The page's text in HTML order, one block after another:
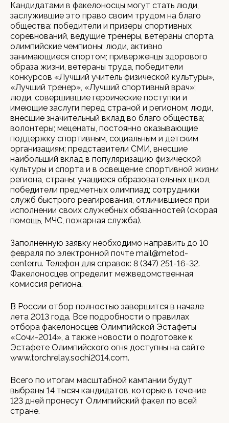
Кандидатами в факелоносцы могут стать люди,
заслужившие это право своим трудом на благо
общества: победители и призеры спортивных
соревнований, ведущие тренеры, ветераны спорта,
олимпийские чемпионы; люди, активно
занимающиеся спортом; приверженцы здорового
образа жизни, ветераны труда, победители
конкурсов «Лучший учитель физической культуры»,
«Лучший тренер», «Лучший спортивный врач»;
люди, совершившие героические поступки и
имеющие заслуги перед страной и регионом; люди,
внесшие значительный вклад во благо общества;
волонтеры; меценаты, постоянно оказывающие
поддержку спортивным, социальным и детским
организациям; представители СМИ, внесшие
наибольший вклад в популяризацию физической
культуры и спорта и в освещение спортивной жизни
региона, страны; учащиеся образовательных школ,
победители предметных олимпиад; сотрудники
служб быстрого реагирования, отличившиеся при
исполнении своих служебных обязанностей (скорая
помощь, МЧС, пожарная служба).
Заполненную заявку необходимо направить до 10
февраля по электронной почте mail@metod-
center.ru. Телефон для справок: 8 (347) 251-16-32.
Факелоносцев определит межведомственная
комиссия региона.
В России отбор полностью завершится в начале
лета 2013 года. Все подробности о правилах
отбора факелоносцев Олимпийской Эстафеты
«Сочи-2014», а также новости о подготовке к
Эстафете Олимпийского огня доступны на сайте
www.torchrelay.sochi2014.com.
Всего по итогам масштабной кампании будут
выбраны 14 тысяч кандидатов, которые в течение
123 дней пронесут Олимпийский факел по всей
стране.